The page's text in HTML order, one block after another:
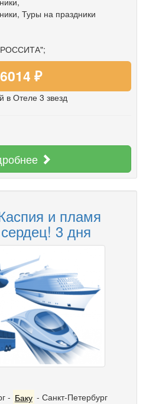
, Туры на праздники
РОССИТА";
₽
в Отеле 3 звезд
и пламя
3 дня
- Баку - Санкт-Петербург